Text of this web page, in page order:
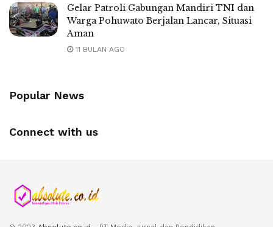
Gelar Patroli Gabungan Mandiri TNI dan
Warga Pohuwato Berjalan Lancar, Situasi
Aman
11 BULAN AGO
Popular News
Connect with us